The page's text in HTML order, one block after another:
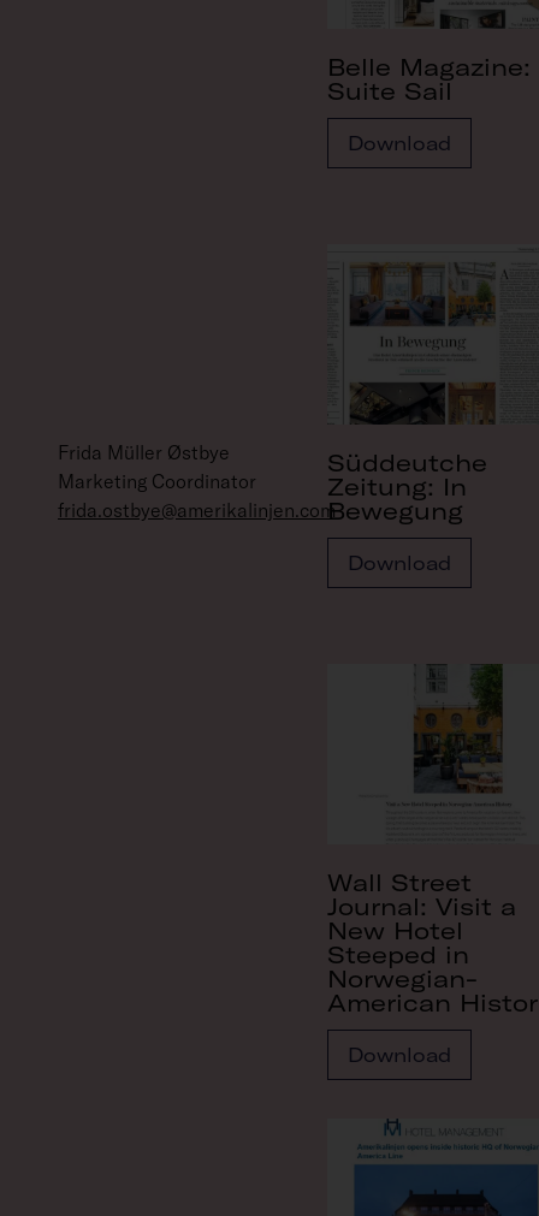
Frida Müller Østbye
Marketing Coordinator
frida.ostbye@amerikalinjen.com
Belle Magazine:
Suite Sail
Download
Süddeutche
Zeitung: In
Bewegung
Download
Wall Street
Journal: Visit a
New Hotel
Steeped in
Norwegian-
American
Download